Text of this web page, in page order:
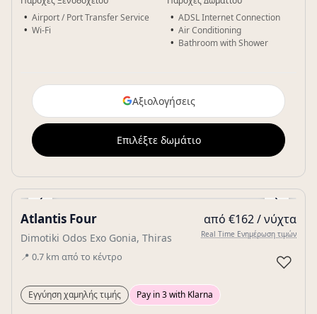
Airport / Port Transfer Service
Wi-Fi
ADSL Internet Connection
Air Conditioning
Bathroom with Shower
Αξιολογήσεις
Επιλέξτε δωμάτιο
‹ ›
Gallery
Atlantis Four
Dimotiki Odos Exo Gonia, Thiras
📍 0.7 km από το κέντρο
από €162 / νύχτα
Real Time Ενημέρωση τιμών
♡
Εγγύηση χαμηλής τιμής Pay in 3 with Klarna